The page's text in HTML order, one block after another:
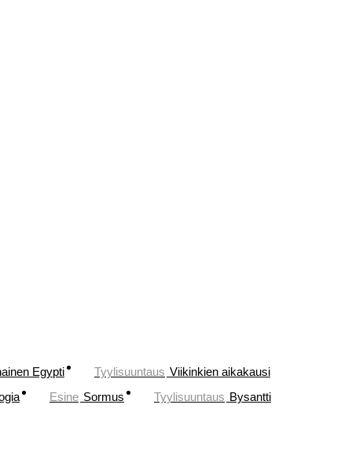
Egypti Tyylisuuntaus Viikinkien aikakausi
Esine Sormus Tyylisuuntaus Bysantti